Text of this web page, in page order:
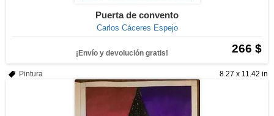
Puerta de convento
Carlos Cáceres Espejo
266 $
¡Envío y devolución gratis!
8.27 x 11.42 in
Pintura